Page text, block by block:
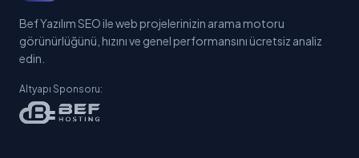
Bef Yazılım SEO ile web projelerinizin arama motoru
görünürlüğünü, hızını ve genel performansını ücretsiz analiz
edin.
Altyapı Sponsoru: